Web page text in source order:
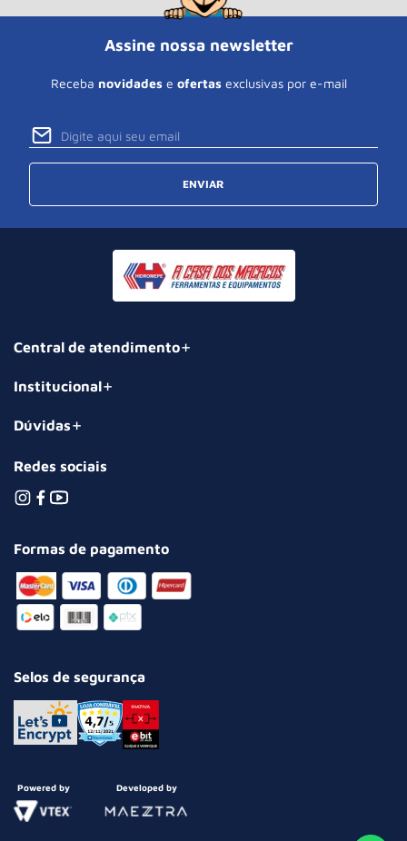
Assine nossa newsletter
Receba novidades e ofertas exclusivas por e-mail
ENVIAR
Central de atendimento
Institucional
Dúvidas
Redes sociais
Formas de pagamento
Selos de segurança
Powered by Developed by